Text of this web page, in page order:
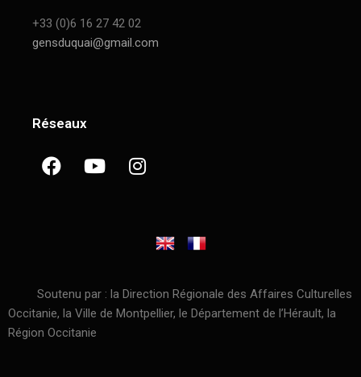
+33 (0)6 16 27 42 02
gensduquai@gmail.com
Réseaux
Soutenu par : la Direction Régionale des Affaires Culturelles
Occitanie, la Ville de Montpellier, le Département de l’Hérault, la
Région Occitanie